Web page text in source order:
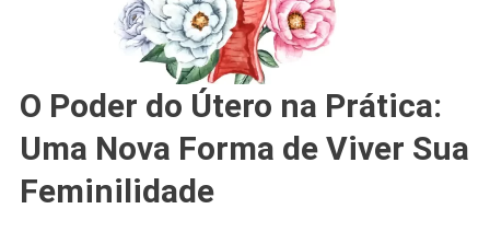
O Poder do Útero na Prática:
Uma Nova Forma de Viver Sua
Feminilidade